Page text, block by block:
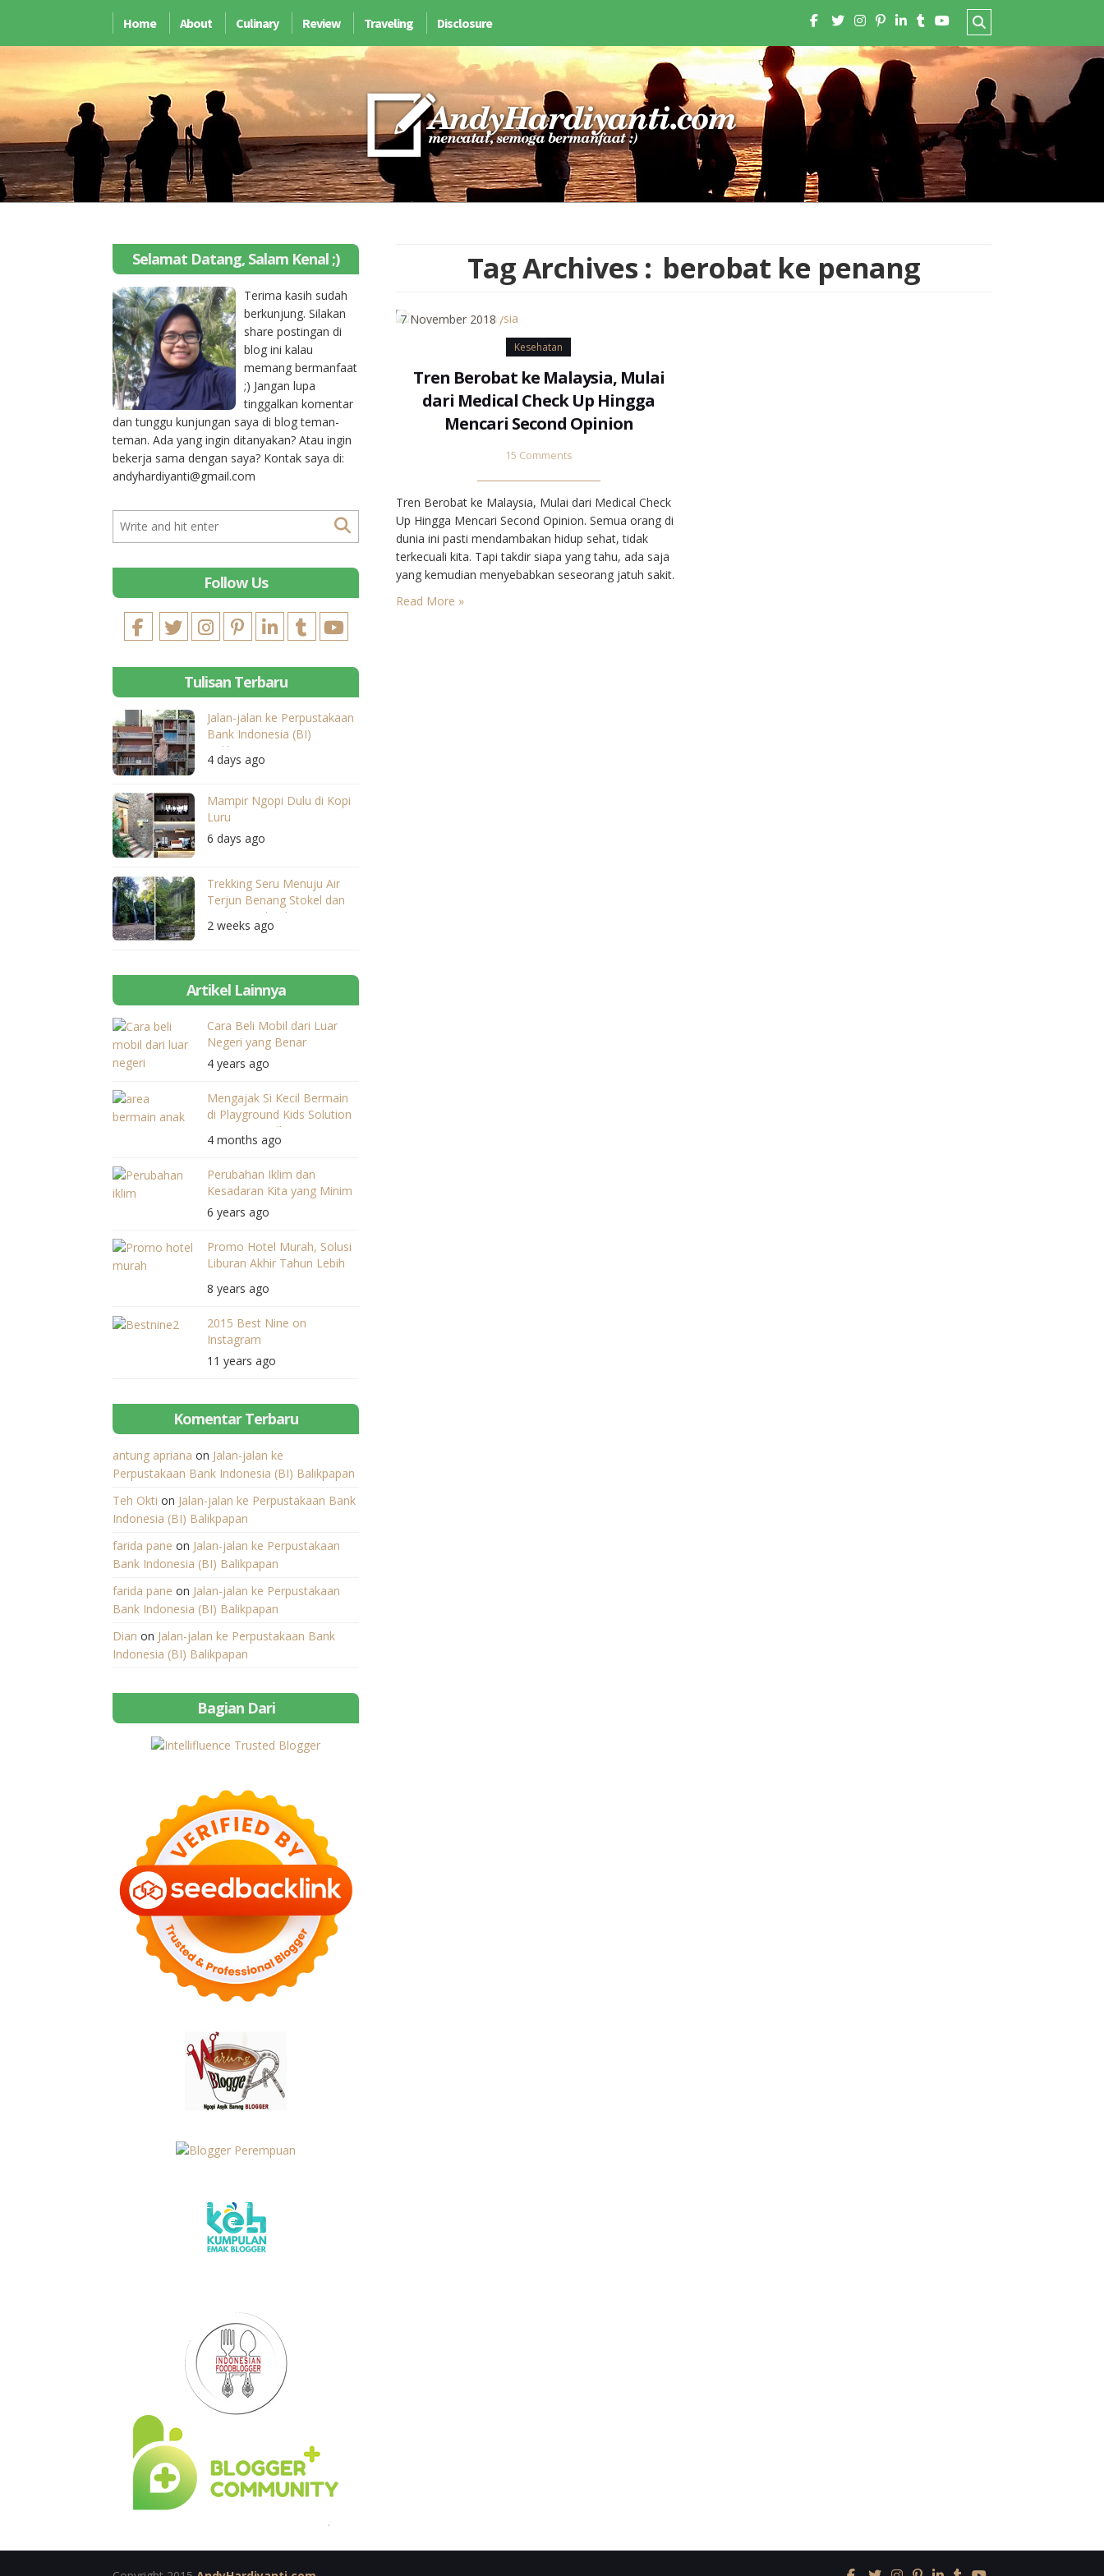
Home About Culinary Review Traveling Disclosure
Tag Archives : berobat ke penang
7 November 2018
Kesehatan
Tren Berobat ke Malaysia, Mulai
dari Medical Check Up Hingga
Mencari Second Opinion
15 Comments
Tren Berobat ke Malaysia, Mulai dari Medical Check
Up Hingga Mencari Second Opinion. Semua orang di
dunia ini pasti mendambakan hidup sehat, tidak
terkecuali kita. Tapi takdir siapa yang tahu, ada saja
yang kemudian menyebabkan seseorang jatuh sakit.
Entah itu penyakit ringan yang cukup disembuhkan
Read More »
Selamat Datang, Salam Kenal ;)
Terima kasih sudah
berkunjung. Silakan
share postingan di
blog ini kalau
memang bermanfaat
;) Jangan lupa
tinggalkan komentar
dan tunggu kunjungan saya di blog teman-
teman. Ada yang ingin ditanyakan? Atau ingin
bekerja sama dengan saya? Kontak saya di:
andyhardiyanti@gmail.com
Follow Us
Tulisan Terbaru
Jalan-jalan ke Perpustakaan
Bank Indonesia (BI)
Balikpapan
4 days ago
Mampir Ngopi Dulu di Kopi
Luru
6 days ago
Trekking Seru Menuju Air
Terjun Benang Stokel dan
Benang Kelambu
2 weeks ago
Artikel Lainnya
Cara Beli Mobil dari Luar
Negeri yang Benar
4 years ago
Mengajak Si Kecil Bermain
di Playground Kids Solution
Mataram Mall
4 months ago
Perubahan Iklim dan
Kesadaran Kita yang Minim
6 years ago
Promo Hotel Murah, Solusi
Liburan Akhir Tahun Lebih
8 years ago
2015 Best Nine on
Instagram
11 years ago
Komentar Terbaru
antung apriana on Jalan-jalan ke
Perpustakaan Bank Indonesia (BI) Balikpapan
Teh Okti on Jalan-jalan ke Perpustakaan Bank
Indonesia (BI) Balikpapan
farida pane on Jalan-jalan ke Perpustakaan
Bank Indonesia (BI) Balikpapan
farida pane on Jalan-jalan ke Perpustakaan
Bank Indonesia (BI) Balikpapan
Dian on Jalan-jalan ke Perpustakaan Bank
Indonesia (BI) Balikpapan
Bagian Dari